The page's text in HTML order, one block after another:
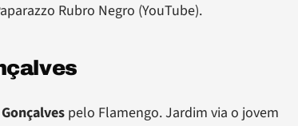
Rubro Negro (YouTube).
pelo Flamengo. Jardim via o jovem